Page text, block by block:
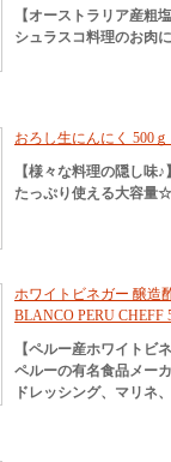
【オーストラリア産粗
シュラスコ料理のお肉
おろし生にんにく 500ｇ
【様々な料理の隠し味♪
たっぷり使える大容量☆
ホワイトビネガー 醸造
BLANCO PERU CHEFF
【ペルー産ホワイトビ
ペルーの有名食品メー
ドレッシング、マリネ